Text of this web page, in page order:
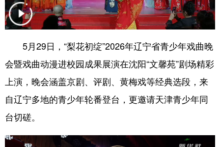
浙江 安徽 福建 江西
四川 贵州 云南 西藏
陕西 甘肃 青海 宁夏
新疆
5月29日，“梨花初绽”2026年辽宁省青少年戏曲晚
会暨戏曲动漫进校园成果展演在沈阳“文馨苑”剧场精彩
上演，晚会涵盖京剧、评剧、黄梅戏等经典选段，来
自辽宁多地的青少年轮番登台，更邀请天津青少年同
台切磋。